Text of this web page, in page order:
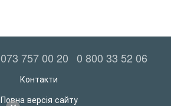
073 757 00 20 0 800 33 52 06
Контакти
Повна версія сайту